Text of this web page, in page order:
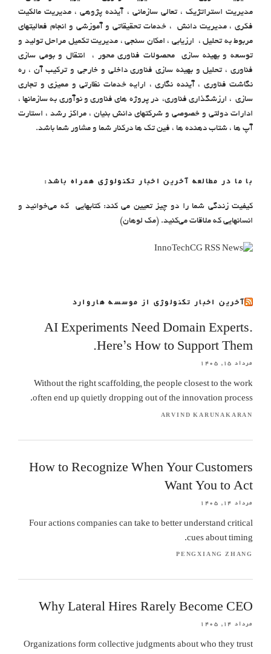
مدیریت استراتژیک ، تعالی سازمانی ، آینده پژوهی ، مدیریت مالکیت
فکری ، مدیریت دانش ، خدمات تحقیقاتی و آموزشی و انجام فعالیتهای
مربوط به تحلیل ، ارزیابی ، امکان سنجی ، مدیریت تکمیل مراحل تولید و
توسعه و بهینه سازی محصولات فناوری محور ، انتقال و بومی سازی
فناوری ، تحلیل و بهینه سازی فناوری داخلی و خارجی و ترکیب آن ، ره
نگاشت فناوری ، آینده نگاری ، ارایه خدمات نظارتی و ممیزی و تجاری
سازی ، ارزشگذاری فناوری، در پروژه های فناوری و نوآوری به سازمانها ،
ادارات دولتی و خصوصی و شرکتهای دانش بنیان ، مراکز رشد ، استارت
آپ ها ، شتاب دهنده ها ، فین تک ها درکنار شما و مشاور شما باشد.
با ما در مطالعه آخرین اخبار تکنولوژی همراه باشد:
کیفیت زندگی شما را دو چیز تعیین می کند: کتابهایی که می‌خوانید و
انسانهایی که ملاقات می‌کنید. (مک لوهان)
آخرین اخبار تکنولوژی از موسسه هاروارد
AI Experiments Need Domain Experts.
Here’s How to Support Them.
مرداد ۱۵, ۱۴۰۵
Without the right scaffolding, the people closest to the work
often end up quietly dropping out of the innovation process.
ARVIND KARUNAKARAN
How to Recognize When Your Customers
Want You to Act
مرداد ۱۴, ۱۴۰۵
Four actions companies can take to better understand critical
cues about timing.
PENGXIANG ZHANG
Why Lateral Hires Rarely Become CEO
مرداد ۱۴, ۱۴۰۵
Organizations form collective judgments about who they trust